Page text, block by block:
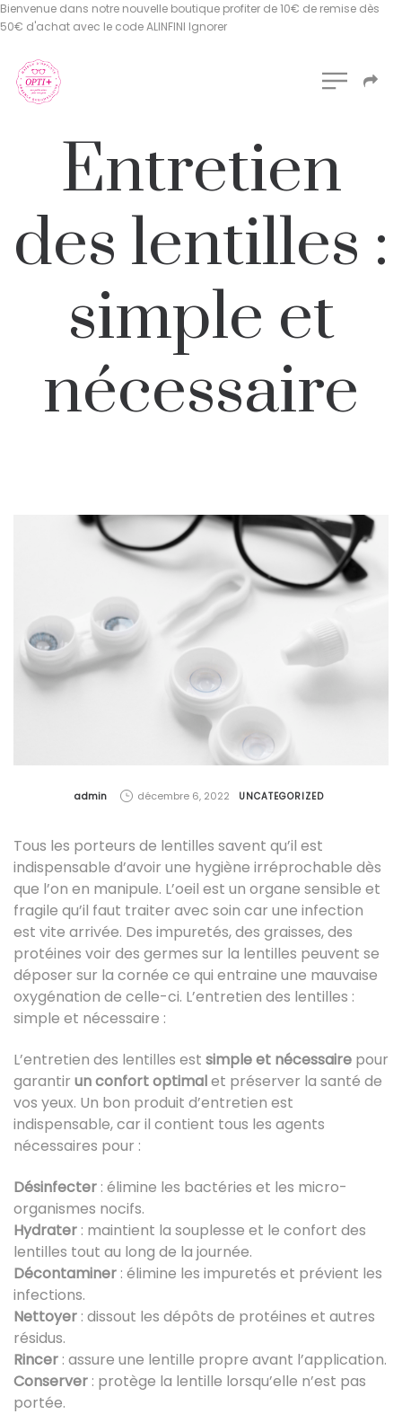
Bienvenue dans notre nouvelle boutique profiter de 10€ de remise dès
50€ d'achat avec le code ALINFINI Ignorer
Entretien
des lentilles :
simple et
nécessaire
by
admin décembre 6, 2022 UNCATEGORIZED
Tous les porteurs de lentilles savent qu’il est
indispensable d’avoir une hygiène irréprochable dès
que l’on en manipule. L’oeil est un organe sensible et
fragile qu’il faut traiter avec soin car une infection
est vite arrivée. Des impuretés, des graisses, des
protéines voir des germes sur la lentilles peuvent se
déposer sur la cornée ce qui entraine une mauvaise
oxygénation de celle-ci. L’entretien des lentilles :
simple et nécessaire :
L’entretien des lentilles est simple et nécessaire pour
garantir un confort optimalet préserver la santé de
vos yeux. Un bon produit d’entretien est
indispensable, car il contient tous les agents
nécessaires pour :
Désinfecter : élimine les bactéries et les micro-
organismes nocifs.
Hydrater : maintient la souplesse et le confort des
lentilles tout au long de la journée.
Décontaminer : élimine les impuretés et prévient les
infections.
Nettoyer : dissout les dépôts de protéines et autres
résidus.
Rincer : assure une lentille propre avant l’application.
Conserver : protège la lentille lorsqu’elle n’est pas
portée.